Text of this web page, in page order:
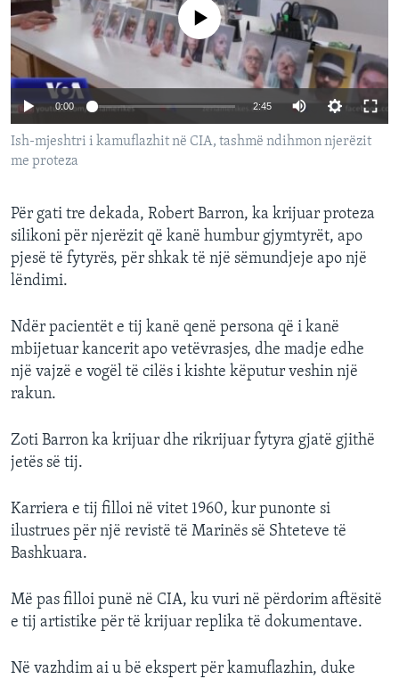
INTERVISTA
DITARI
No media source currently available
0:00 2:45
Ish-mjeshtri i kamuflazhit në CIA, tashmë ndihmon njerëzit
me proteza
Për gati tre dekada, Robert Barron, ka krijuar proteza
silikoni për njerëzit që kanë humbur gjymtyrët, apo
pjesë të fytyrës, për shkak të një sëmundjeje apo një
lëndimi.
Ndër pacientët e tij kanë qenë persona që i kanë
mbijetuar kancerit apo vetëvrasjes, dhe madje edhe
një vajzë e vogël të cilës i kishte këputur veshin një
rakun.
Zoti Barron ka krijuar dhe rikrijuar fytyra gjatë gjithë
jetës së tij.
Karriera e tij filloi në vitet 1960, kur punonte si
ilustrues për një revistë të Marinës së Shteteve të
Bashkuara.
Më pas filloi punë në CIA, ku vuri në përdorim aftësitë
e tij artistike për të krijuar replika të dokumentave.
Në vazhdim ai u bë ekspert për kamuflazhin, duke